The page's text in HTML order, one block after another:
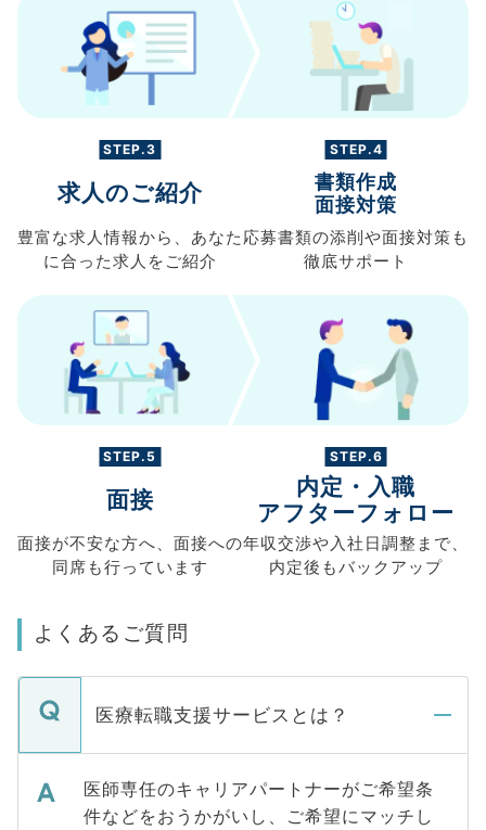
STEP.3
求人のご紹介
豊富な求人情報から、 あなた
に合った求人を ご紹介
STEP.4
書類作成
面接対策
応募書類の添削や面接対策も
徹底サポート
STEP.5
面接
面接が不安な方へ、 面接への
同席も行っています
STEP.6
内定・入職
アフターフォロー
年収交渉や入社日調整まで、
内定後もバックアップ
よくあるご質問
医療転職支援サービスとは？
医師専任のキャリアパートナーがご希望条
件などをおうかがいし、ご希望にマッチし